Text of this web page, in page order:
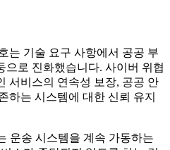
는 기술 요구 사항에서 공공 부
으로 진화했습니다. 사이버 위협
서비스의 연속성 보장, 공공 안
하는 시스템에 대한 신뢰 유지
운송 시스템을 계속 가동하는